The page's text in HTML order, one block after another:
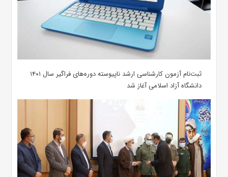
ثبت‌نام آزمون کارشناسی ارشد ناپیوسته دوره‌های فراگیر سال ۱۴۰۱
دانشگاه آزاد اسلامی آغاز شد